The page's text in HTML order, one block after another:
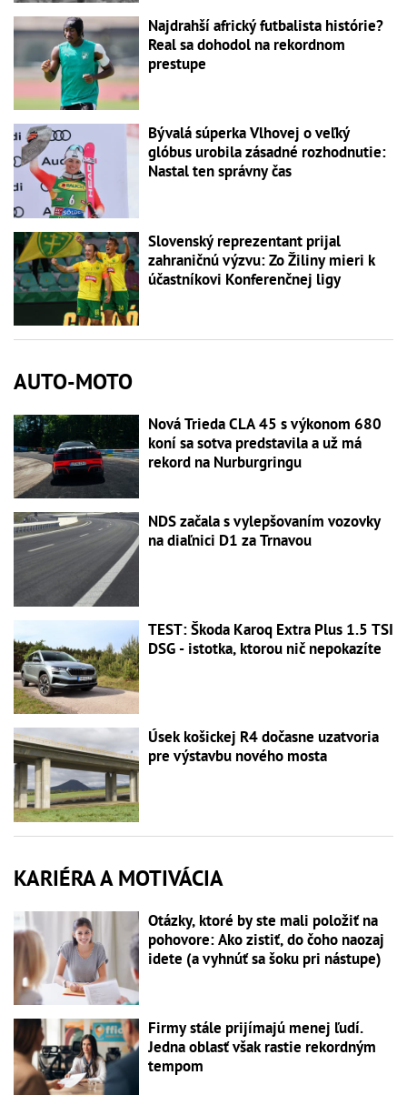
Najdrahší africký futbalista histórie?
Real sa dohodol na rekordnom
prestupe
Bývalá súperka Vlhovej o veľký
glóbus urobila zásadné rozhodnutie:
Nastal ten správny čas
Slovenský reprezentant prijal
zahraničnú výzvu: Zo Žiliny mieri k
účastníkovi Konferenčnej ligy
AUTO-MOTO
Nová Trieda CLA 45 s výkonom 680
koní sa sotva predstavila a už má
rekord na Nurburgringu
NDS začala s vylepšovaním vozovky
na diaľnici D1 za Trnavou
TEST: Škoda Karoq Extra Plus 1.5 TSI
DSG - istotka, ktorou nič nepokazíte
Úsek košickej R4 dočasne uzatvoria
pre výstavbu nového mosta
KARIÉRA A MOTIVÁCIA
Otázky, ktoré by ste mali položiť na
pohovore: Ako zistiť, do čoho naozaj
idete (a vyhnúť sa šoku pri nástupe)
Firmy stále prijímajú menej ľudí.
Jedna oblasť však rastie rekordným
tempom